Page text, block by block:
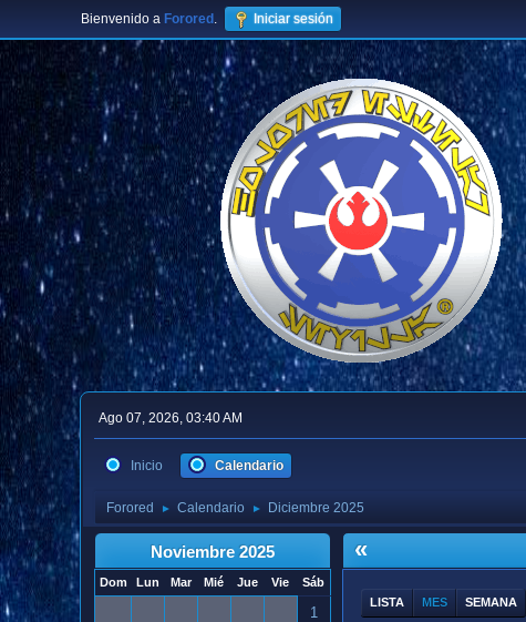
Bienvenido a Forored . Iniciar sesión
Ago 07, 2026, 03:40 AM
Inicio Calendario
Forored ► Calendario ► Diciembre 2025
Noviembre 2025
Dom Lun Mar Mié Jue Vie Sáb
1
«
LISTA MES SEMANA